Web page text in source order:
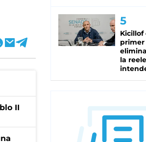
II
Kicillof
primer
la